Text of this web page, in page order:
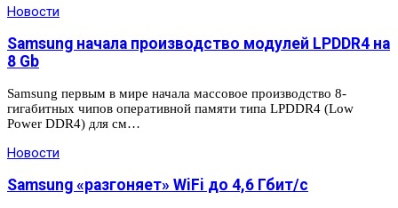
Новости
Samsung начала производство модулей LPDDR4 на
8 Gb
Samsung первым в мире начала массовое производство 8-
гигабитных чипов оперативной памяти типа LPDDR4 (Low
Power DDR4) для см…
Новости
Samsung «разгоняет» WiFi до 4,6 Гбит/с